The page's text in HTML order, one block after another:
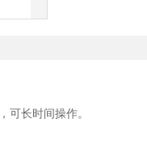
可长时间操作。